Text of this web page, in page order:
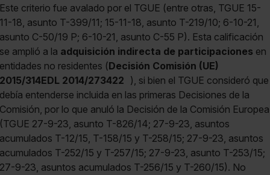
Este criterio fue avalado por el TGUE (entre otras, TGUE 15-
11-18, asunto T-399/11; 15-11-18, asunto T-219/10; 6-10-21,
asunto C-50/19 P; 6-10-21, asunto C-55 P). Esta calificación
se amplió a la adquisición indirecta de participaciones en
entidades no residentes (Decisión Comisión (UE)
2015/314EDL 2014/273422 ), si bien el TGUE consideró que
debía entenderse incluida en las primeras Decisiones de la
Comisión, por lo que anuló la Decisión de la Comisión Europea
(TGUE 27-9-23, asunto T-826/14; 27-9-23, asuntos
acumulados T-12/15, T-158/15 y T-258/15; 27-9-23, asuntos
acumulados T-252/15 y T-257/15; 27-9-23, asunto T-253/15;
27-9-23, asuntos acumulados T-256/15 y T-260/15). No